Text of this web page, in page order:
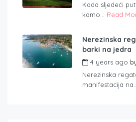
Kada sljedeći
kamo... Read
Nerezinska
barki na jedra
4 years ago
Nerezinska
manifestacija na...